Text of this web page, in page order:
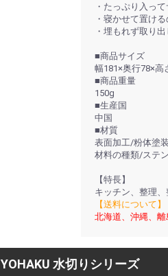
・たっぷり入っ
・寝かせて置け
・埋もれず取り
■商品サイズ
幅181×奥行78×高
■商品重量
150g
■生産国
中国
■材質
表面加工/粉体塗装
材料の種類/ステ
【特長】
キッチン、整理
【送料について】
北海道、沖縄、離
YOHAKU 水切りシリーズ